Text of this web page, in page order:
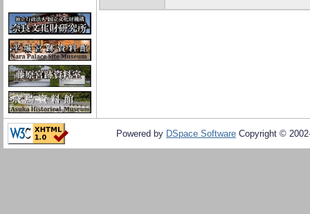
Powered by DSpace Software Copyright ©